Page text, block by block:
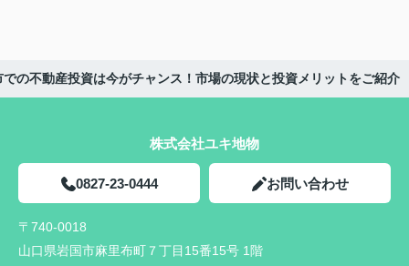
での不動産投資は今がチャンス！市場の現状と投資メリットをご紹介
株式会社ユキ地物
0827-23-0444 お問い合わせ
〒740-0018
山口県岩国市麻里布町７丁目15番15号 1階